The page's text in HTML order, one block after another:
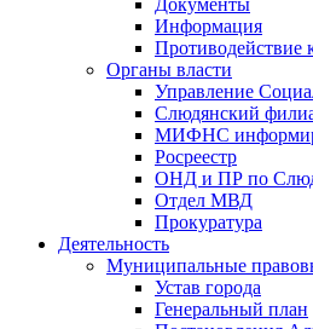
Информация
Противодействие
Органы власти
Управление
Слюдянский
МИФНС
Росреестр
ОНД и ПР по
Отдел МВД
Прокуратура
Деятельность
Муниципальные
Устав города
Генеральный план